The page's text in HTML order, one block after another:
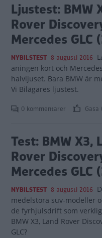
Ljustest: BMW
Rover
Mercedes GLC
NYBILSTEST 8 augusti 2016
aningen kort och
halvljuset. Bara BMW är
Vi Bilägares ljustest.
0 kommentarer Gasa
Test: BMW X3,
Rover
Mercedes GLC
NYBILSTEST 8 augusti 2016
medelstora suv-modeller
de fyrhjulsdrift som
BMW X3, Land Rover
GLC?